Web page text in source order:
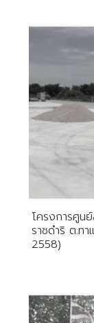
โครงการศูน
ราชดำริ ต.ท
2558)